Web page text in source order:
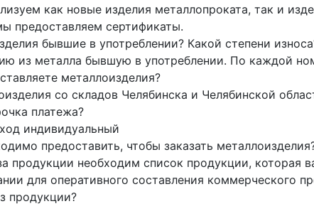
как новые изделия металлопроката, так и
предоставляем сертификаты.
бывшие в употреблении? Какой степени
из металла бывшую в употреблении. По каждой
металлоизделия?
со складов Челябинска и Челябинской
платежа?
индивидуальный
предоставить, чтобы заказать
продукции необходим список продукции,
для оперативного составления коммерческого
продукции?